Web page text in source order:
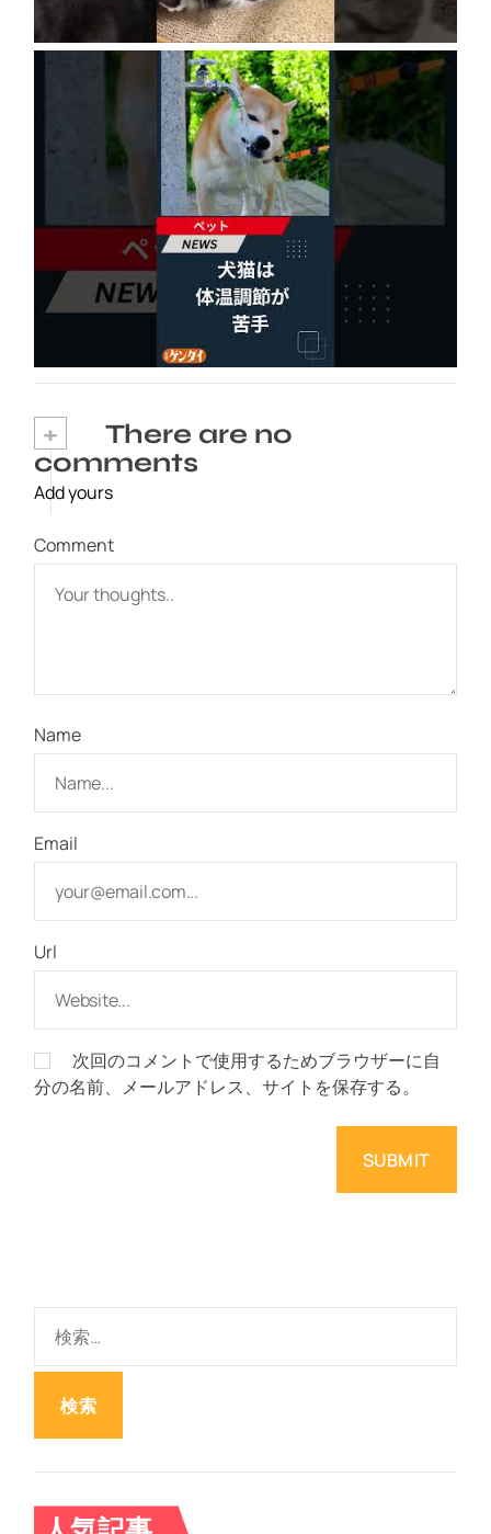
犬猫は体温調節が苦手、しかも夏バテは胃腸に
出る…そんなときの対処法とは？ #犬 #猫 #ペ
ット #飼い猫 #飼い犬 #熱中症 #日刊ゲンダイ
+
There are no
comments
Add yours
Comment
Name
Email
Url
次回のコメントで使用するためブラウザーに自
分の名前、メールアドレス、サイトを保存する。
: